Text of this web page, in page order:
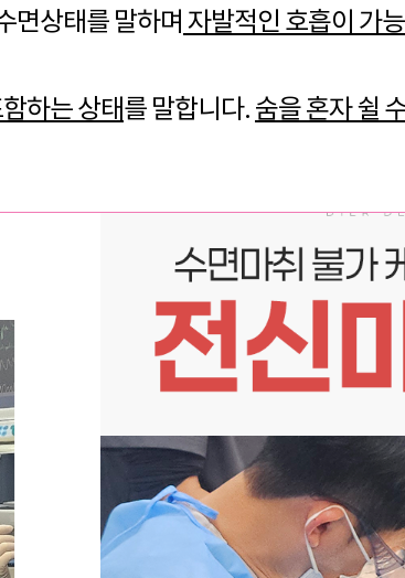
면상태를 말하며 자발적인 호흡이 가
하는 상태를 말합니다. 숨을 혼자 쉴